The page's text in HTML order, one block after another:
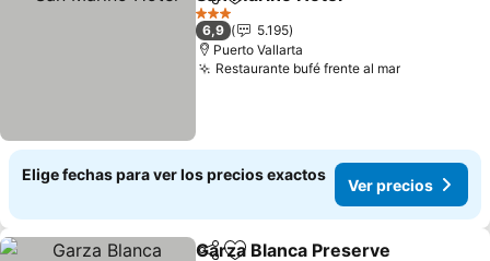
CompartirAgregar a favoritos
3 Estrellas
6,9
5.195
Puerto Vallarta
Restaurante bufé frente al mar
Elige fechas para ver los precios exactos
Ver precios
Garza Blanca Preserve